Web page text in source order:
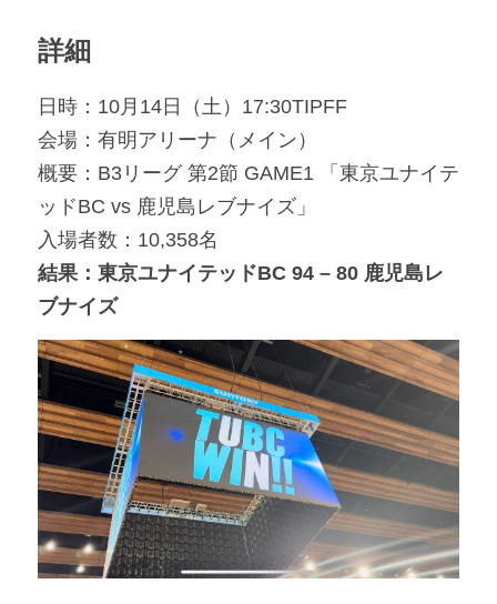
詳細
日時：10月14日（土）17:30TIPFF
会場：有明アリーナ（メイン）
概要：B3リーグ 第2節 GAME1 「東京ユナイテ
ッドBC vs 鹿児島レブナイズ」
入場者数：10,358名
結果：東京ユナイテッドBC 94 – 80 鹿児島レ
ブナイズ